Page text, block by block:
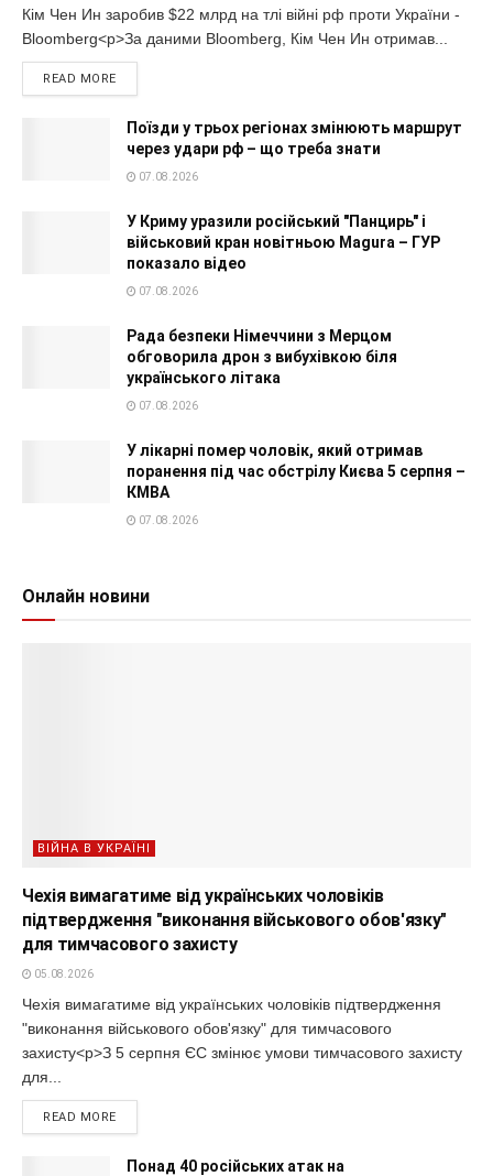
Кім Чен Ин заробив $22 млрд на тлі війні рф проти України -
Bloomberg<p>За даними Bloomberg, Кім Чен Ин отримав...
READ MORE
Поїзди у трьох регіонах змінюють маршрут
через удари рф – що треба знати
07.08.2026
У Криму уразили російський "Панцирь" і
військовий кран новітньою Magura – ГУР
показало відео
07.08.2026
Рада безпеки Німеччини з Мерцом
обговорила дрон з вибухівкою біля
українського літака
07.08.2026
У лікарні помер чоловік, який отримав
поранення під час обстрілу Києва 5 серпня –
КМВА
07.08.2026
Онлайн новини
ВІЙНА В УКРАЇНІ
Чехія вимагатиме від українських чоловіків
підтвердження "виконання військового обов'язку"
для тимчасового захисту
05.08.2026
Чехія вимагатиме від українських чоловіків підтвердження
"виконання військового обов'язку" для тимчасового
захисту<p>З 5 серпня ЄС змінює умови тимчасового захисту
для...
READ MORE
Понад 40 російських атак на